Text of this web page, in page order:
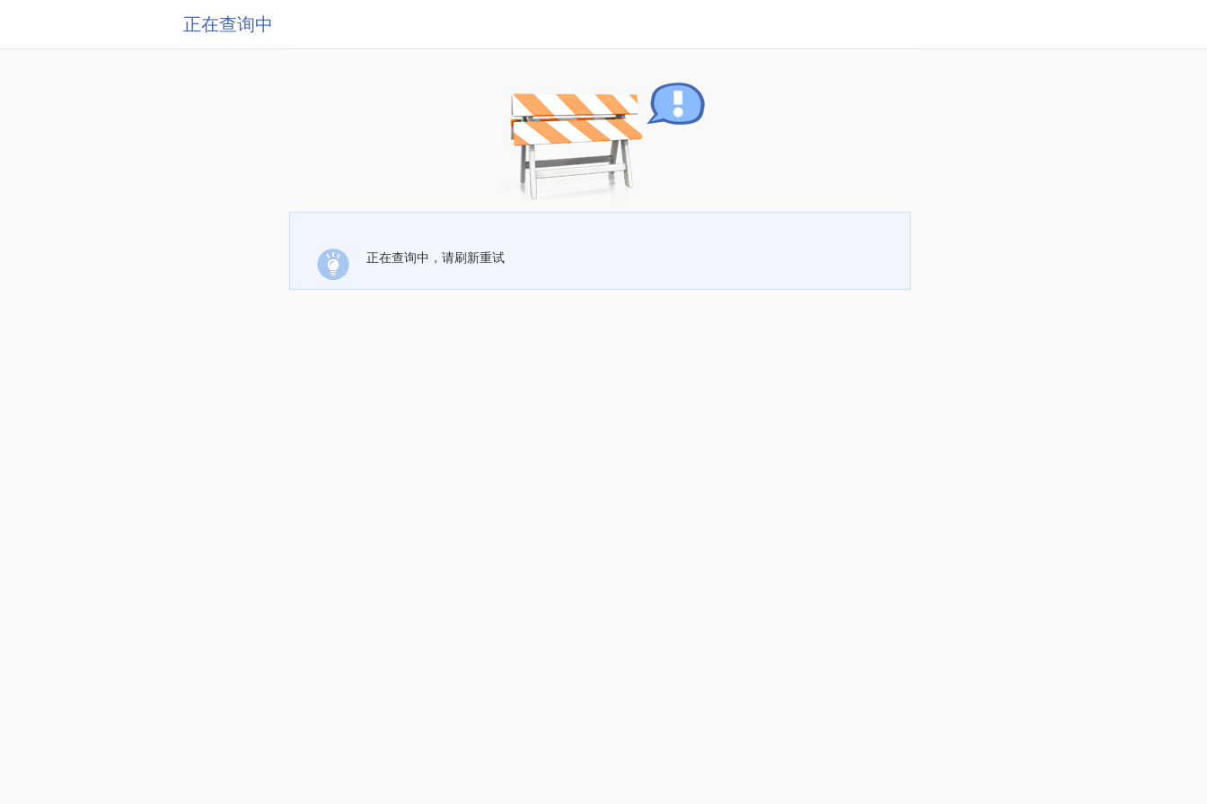
正在查询中
正在查询中，请刷新重试